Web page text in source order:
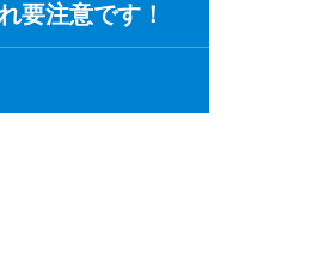
要注意です！